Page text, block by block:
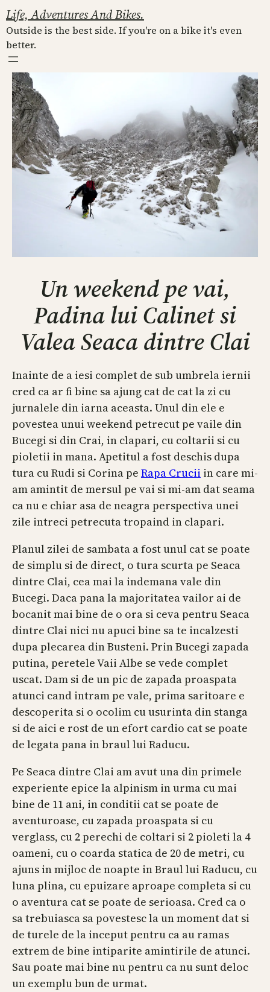
Skip
to
content
Life, Adventures And Bikes.
Outside is the best side. If you're on a bike it's even
better.
Un weekend pe vai,
Padina lui Calinet si
Valea Seaca dintre Clai
Inainte de a iesi complet de sub umbrela iernii
cred ca ar fi bine sa ajung cat de cat la zi cu
jurnalele din iarna aceasta. Unul din ele e
povestea unui weekend petrecut pe vaile din
Bucegi si din Crai, in clapari, cu coltarii si cu
pioletii in mana. Apetitul a fost deschis dupa
tura cu Rudi si Corina pe Rapa Crucii in care mi-
am amintit de mersul pe vai si mi-am dat seama
ca nu e chiar asa de neagra perspectiva unei
zile intreci petrecuta tropaind in clapari.
Planul zilei de sambata a fost unul cat se poate
de simplu si de direct, o tura scurta pe Seaca
dintre Clai, cea mai la indemana vale din
Bucegi. Daca pana la majoritatea vailor ai de
bocanit mai bine de o ora si ceva pentru Seaca
dintre Clai nici nu apuci bine sa te incalzesti
dupa plecarea din Busteni. Prin Bucegi zapada
putina, peretele Vaii Albe se vede complet
uscat. Dam si de un pic de zapada proaspata
atunci cand intram pe vale, prima saritoare e
descoperita si o ocolim cu usurinta din stanga
si de aici e rost de un efort cardio cat se poate
de legata pana in braul lui Raducu.
Pe Seaca dintre Clai am avut una din primele
experiente epice la alpinism in urma cu mai
bine de 11 ani, in conditii cat se poate de
aventuroase, cu zapada proaspata si cu
verglass, cu 2 perechi de coltari si 2 pioleti la 4
oameni, cu o coarda statica de 20 de metri, cu
ajuns in mijloc de noapte in Braul lui Raducu, cu
luna plina, cu epuizare aproape completa si cu
o aventura cat se poate de serioasa. Cred ca o
sa trebuiasca sa povestesc la un moment dat si
de turele de la inceput pentru ca au ramas
extrem de bine intiparite amintirile de atunci.
Sau poate mai bine nu pentru ca nu sunt deloc
un exemplu bun de urmat.